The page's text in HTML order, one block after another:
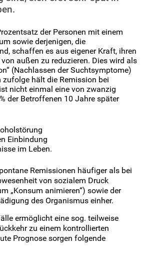
der Personen mit einem
sowie derjenigen, die
schaffen es aus eigener Kraft, ihren
außen zu reduzieren. Dies wird als
(Nachlassen der Suchtsymptome)
zufolge hält die Remission bei
nicht einmal eine von zwanzig
der Betroffenen 10 Jahre später
Einbindung
im Leben.
Remissionen häufiger als bei
von sozialem Druck
„Konsum animieren“) sowie der
des Organismus einher.
ermöglicht eine sog. teilweise
zu einem kontrollierten
Prognose sorgen folgende